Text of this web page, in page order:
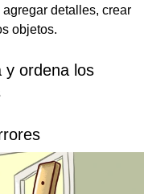
detalles, crear
objetos.
y ordena los